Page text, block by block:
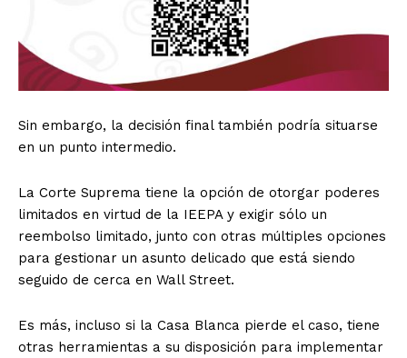
Sin embargo, la decisión final también podría situarse
en un punto intermedio.
La Corte Suprema tiene la opción de otorgar poderes
limitados en virtud de la IEEPA y exigir sólo un
reembolso limitado, junto con otras múltiples opciones
para gestionar un asunto delicado que está siendo
seguido de cerca en Wall Street.
Es más, incluso si la Casa Blanca pierde el caso, tiene
otras herramientas a su disposición para implementar